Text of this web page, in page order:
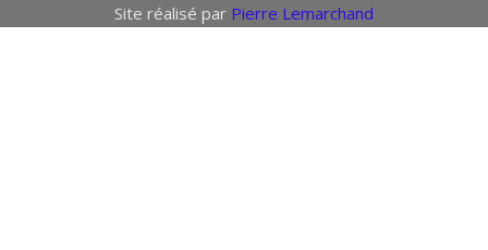
Site réalisé par Pierre Lemarchand